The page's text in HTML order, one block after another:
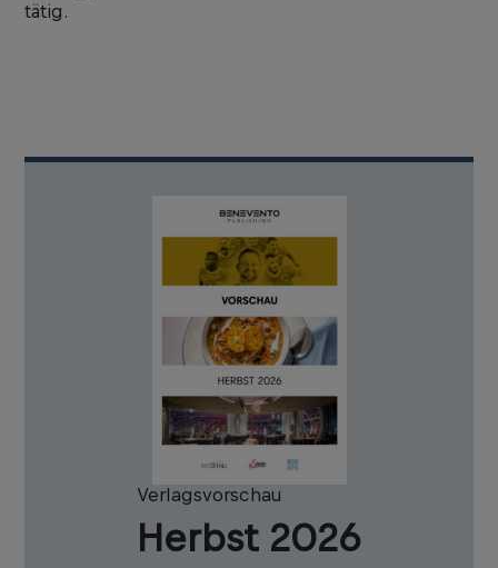
tätig.
Verlagsvorschau
Herbst 2026